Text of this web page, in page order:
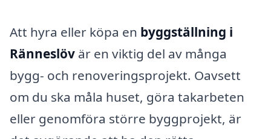
Att hyra eller köpa en byggställning i
Ränneslöv är en viktig del av många
bygg- och renoveringsprojekt. Oavsett
om du ska måla huset, göra takarbeten
eller genomföra större byggprojekt, är